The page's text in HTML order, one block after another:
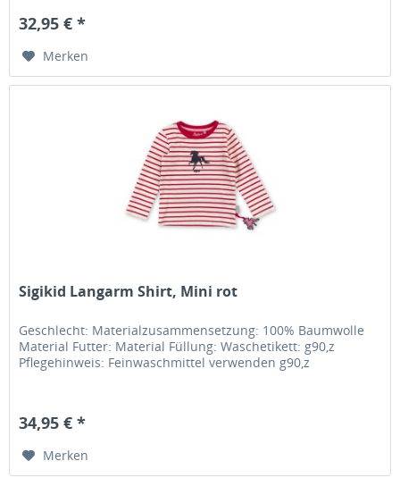
32,95 € *
Merken
Sigikid Langarm Shirt, Mini rot
Geschlecht: Materialzusammensetzung: 100% Baumwolle
Material Futter: Material Füllung: Waschetikett: g90,z
Pflegehinweis: Feinwaschmittel verwenden g90,z
34,95 € *
Merken